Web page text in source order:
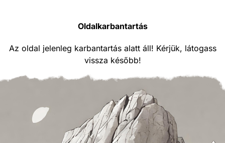
Oldalkarbantartás
Az oldal jelenleg karbantartás alatt áll! Kérjük, látogass
vissza később!